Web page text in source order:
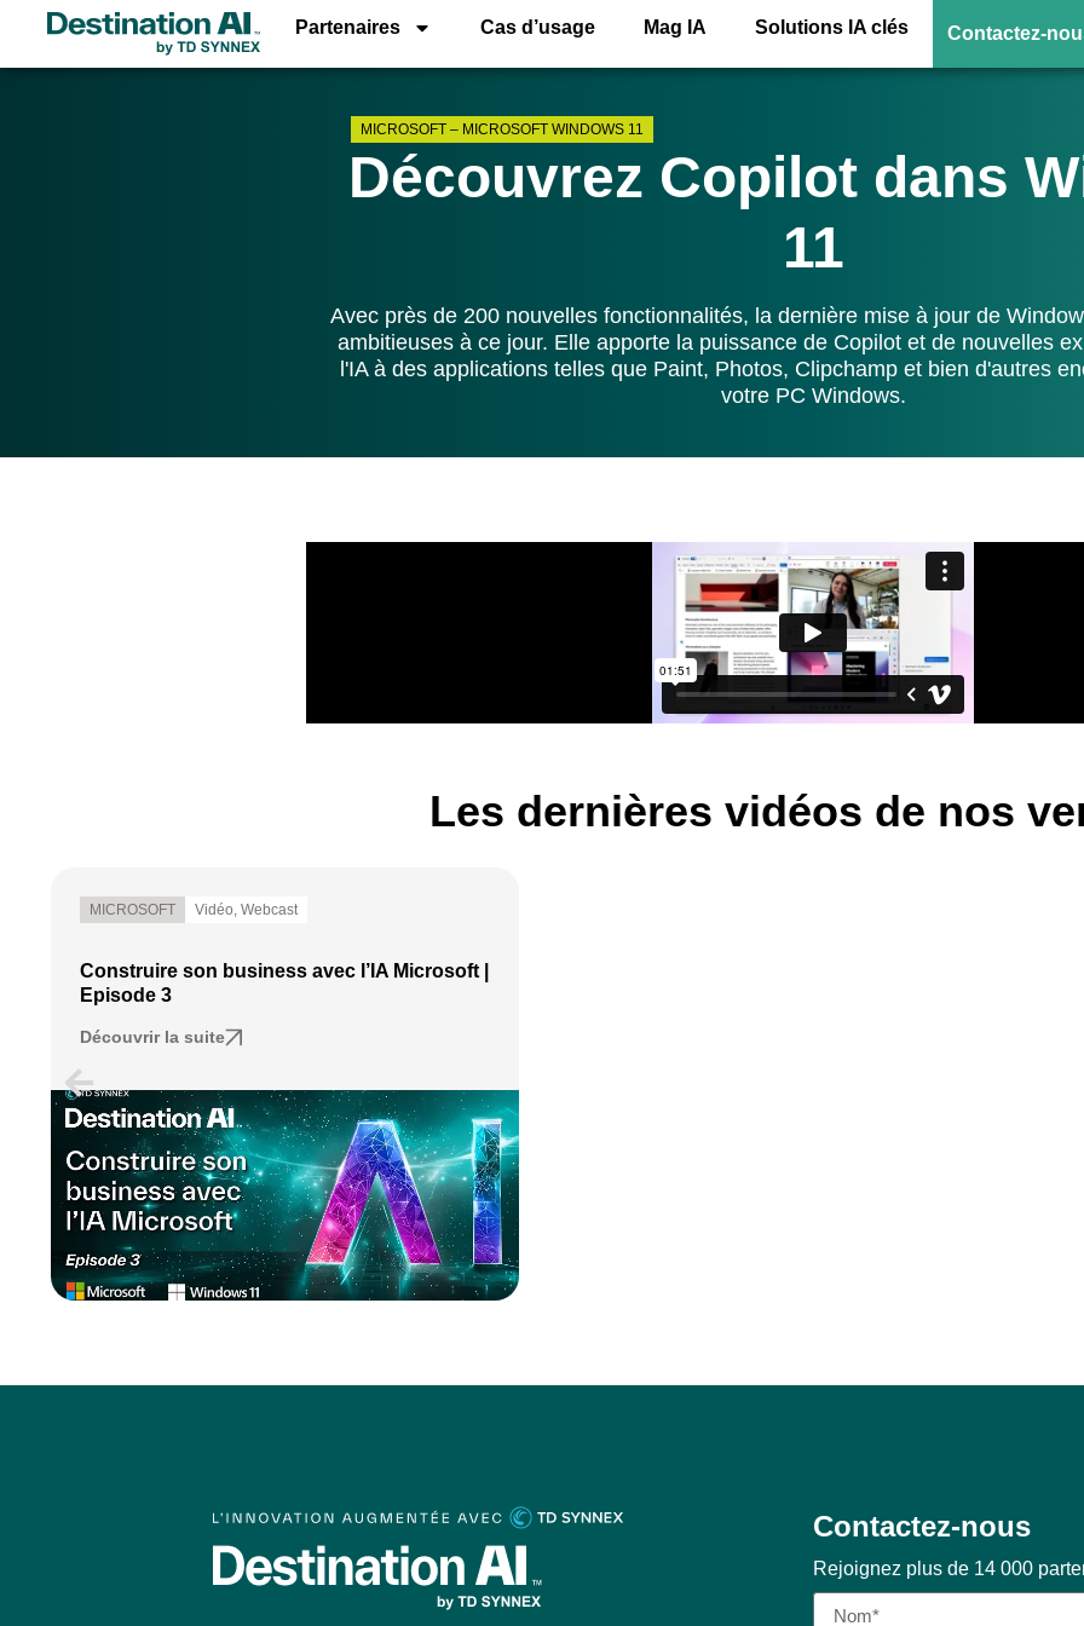
Partenaires Cas d’usage Mag IA Solutions IA clés Contactez-
MICROSOFT – MICROSOFT WINDOWS 11
Découvrez Copilot dans
11
Avec près de 200 nouvelles fonctionnalités, la dernière mise à jour de
ambitieuses à ce jour. Elle apporte la puissance de Copilot et de nouvelles
l'IA à des applications telles que Paint, Photos, Clipchamp et bien d'autres
votre PC Windows.
Les dernières vidéos de nos
MICROSOFT Vidéo, Webcast
Construire son business avec l’IA Microsoft |
Episode 3
Découvrir la suite
Contactez-nous
Rejoignez plus de 14 000